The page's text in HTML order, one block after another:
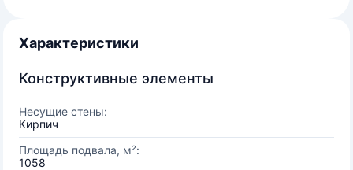
Характеристики
Конструктивные элементы
Несущие стены:
Кирпич
Площадь подвала, м²:
1058